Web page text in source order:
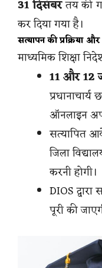
31 दिसंबरतय की
कर दिया गया है।
सत्यापन की प्रक्रिया
माध्यमिक शिक्षा
11 और 12
ऑनलाइन
सत्यापित
जिला
करनी होगी।
DIOS द्वारा
पूरी की